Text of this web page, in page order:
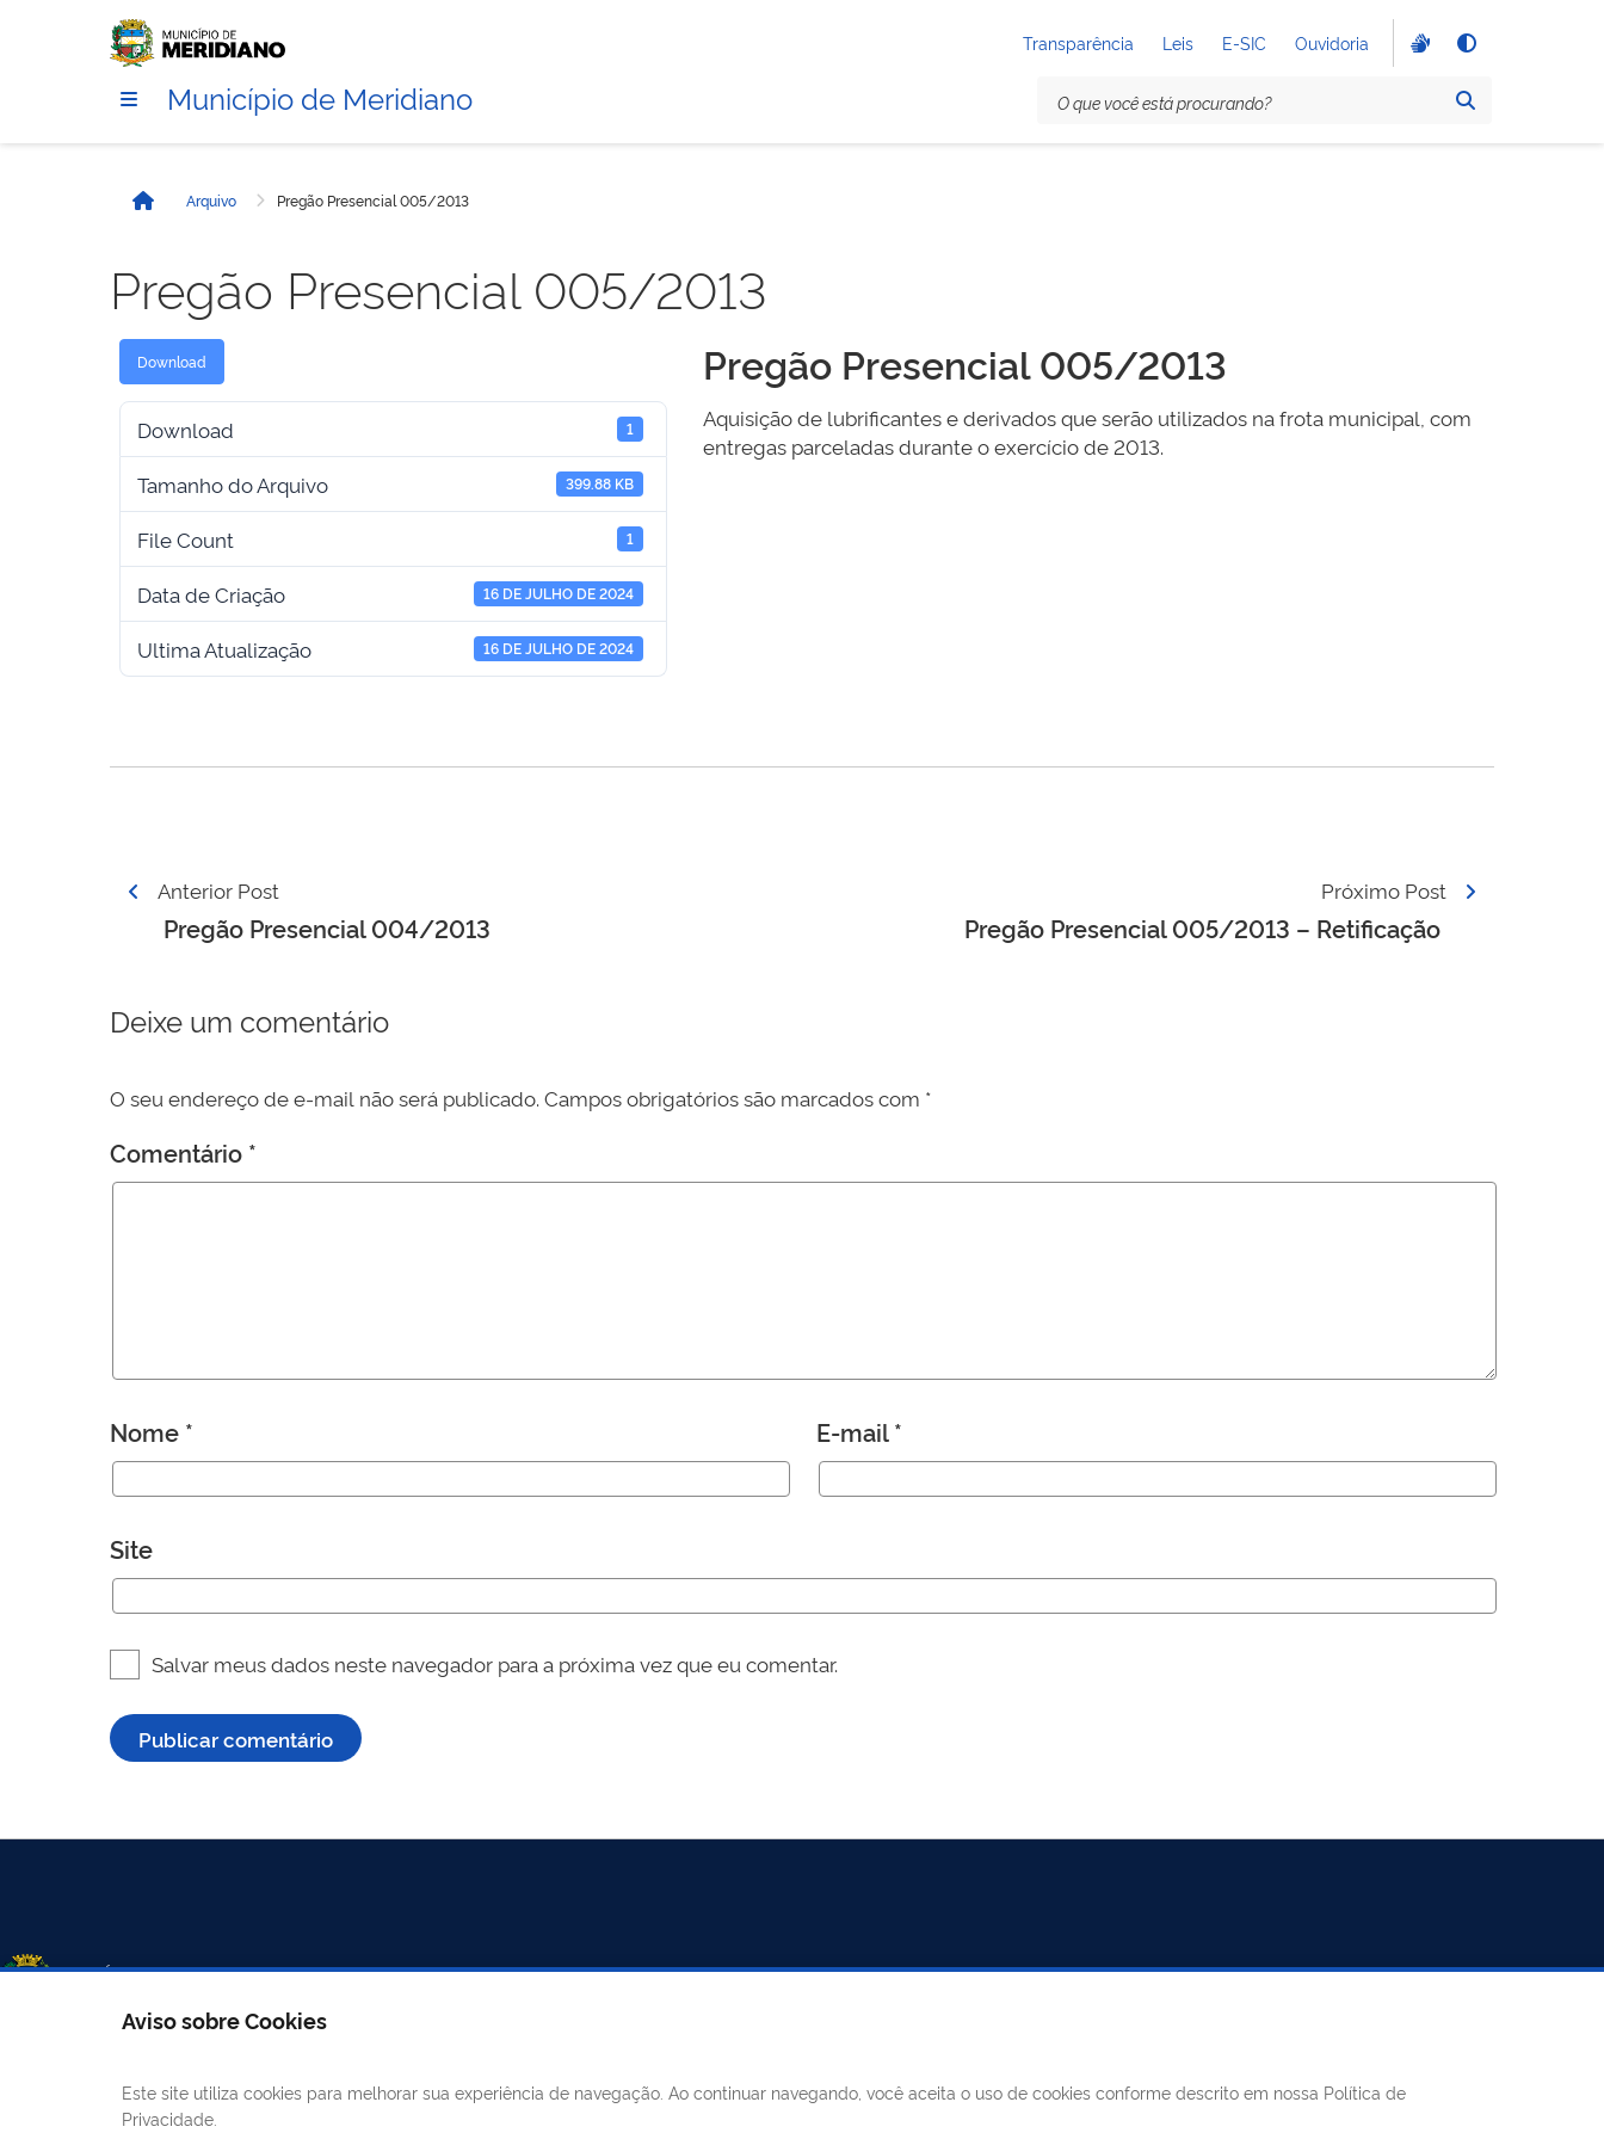
Transparência Leis E-SIC Ouvidoria
Município de Meridiano
InícioArquivo Pregão Presencial 005/2013
Pregão Presencial 005/2013
Download
Download 1
Tamanho do Arquivo 399.88 KB
File Count 1
Data de Criação 16 DE JULHO DE 2024
Ultima Atualização 16 DE JULHO DE 2024
Pregão Presencial 005/2013
Aquisição de lubrificantes e derivados que serão utilizados na frota municipal, com
entregas parceladas durante o exercício de 2013.
Navegação
Anterior Post
Pregão Presencial 004/2013
Próximo Post
Pregão Presencial 005/2013 – Retificação
Deixe um comentário
O seu endereço de e-mail não será publicado. Campos obrigatórios são marcados com *
Comentário *
Nome * E-mail*
Site
Salvar meus dados neste navegador para a próxima vez que eu comentar.
CANAIS MUNICÍPIO DE MERIDIANO
REDES SOCIAIS
Aviso sobre Cookies
Este site utiliza cookies para melhorar sua experiência de navegação. Ao continuar navegando, você aceita o uso de cookies conforme descrito em nossa Política de
Privacidade.